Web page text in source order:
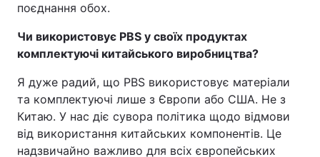
поєднання обох.
Чи використовує PBS у своїх продуктах
комплектуючі китайського виробництва?
Я дуже радий, що PBS використовує матеріали
та комплектуючі лише з Європи або США. Не з
Китаю. У нас діє сувора політика щодо відмови
від використання китайських компонентів. Це
надзвичайно важливо для всіх європейських